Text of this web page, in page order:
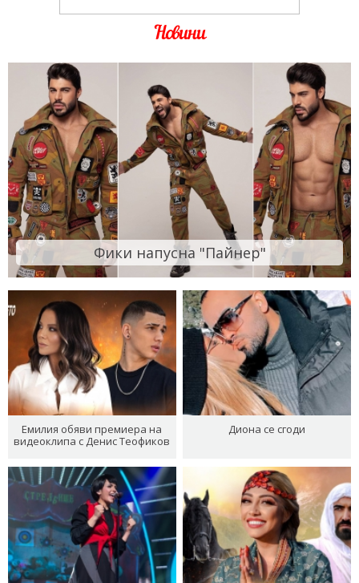
Новини
Фики напусна "Пайнер"
Емилия обяви премиера на
видеоклипа с Денис Теофиков
Диона се сгоди